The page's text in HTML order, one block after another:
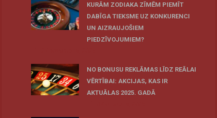
KURĀM ZODIAKA ZĪMĒM PIEMĪT
DABĪGA TIEKSME UZ KONKURENCI
UN AIZRAUJOŠIEM
PIEDZĪVOJUMIEM?
NO BONUSU REKLĀMAS LĪDZ REĀLAI
VĒRTĪBAI: AKCIJAS, KAS IR
AKTUĀLAS 2025. GADĀ